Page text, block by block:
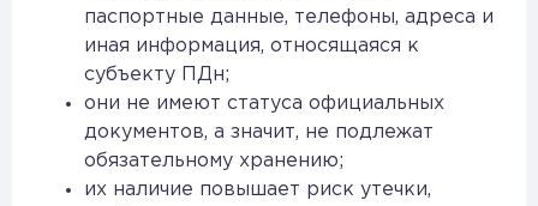
паспортные данные, телефоны, адреса и
иная информация, относящаяся к
субъекту ПДн;
они не имеют статуса официальных
документов, а значит, не подлежат
обязательному хранению;
их наличие повышает риск утечки,